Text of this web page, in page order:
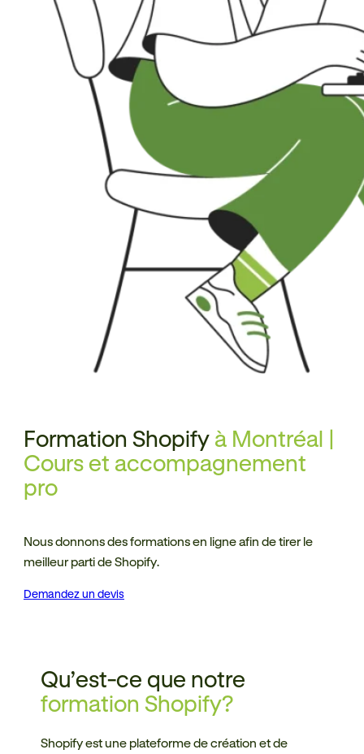
Formation Shopify à Montréal |
Cours et accompagnement
pro
Nous donnons des formations en ligne afin de tirer le
meilleur parti de Shopify.
Demandez un devis
Qu’est-ce que notre
formation Shopify?
Shopify est une plateforme de création et de